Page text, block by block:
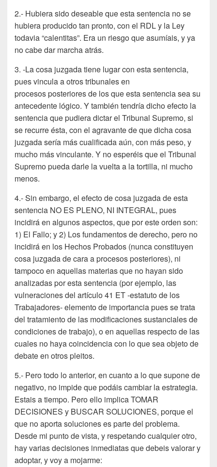
2.- Hubiera sido deseable que esta sentencia no se
hubiera producido tan pronto, con el RDL y la Ley
todavia “calentitas”. Era un riesgo que asumíais, y ya
no cabe dar marcha atrás.
3. -La cosa juzgada tiene lugar con esta sentencia,
pues vincula a otros tribunales en
procesos posteriores de los que esta sentencia sea su
antecedente lógico. Y también tendría dicho efecto la
sentencia que pudiera dictar el Tribunal Supremo, si
se recurre ésta, con el agravante de que dicha cosa
juzgada sería más cualificada aún, con más peso, y
mucho más vinculante. Y no esperéis que el Tribunal
Supremo pueda darle la vuelta a la tortilla, ni mucho
menos.
4.- Sin embargo, el efecto de cosa juzgada de esta
sentencia NO ES PLENO, NI INTEGRAL, pues
incidirá en algunos aspectos, que por este orden son:
1) El Fallo; y 2) Los fundamentos de derecho, pero no
incidirá en los Hechos Probados (nunca constituyen
cosa juzgada de cara a procesos posteriores), ni
tampoco en aquellas materias que no hayan sido
analizadas por esta sentencia (por ejemplo, las
vulneraciones del artículo 41 ET -estatuto de los
Trabajadores- elemento de importancia pues se trata
del tratamiento de las modificaciones sustanciales de
condiciones de trabajo), o en aquellas respecto de las
cuales no haya coincidencia con lo que sea objeto de
debate en otros pleitos.
5.- Pero todo lo anterior, en cuanto a lo que supone de
negativo, no impide que podáis cambiar la estrategia.
Estais a tiempo. Pero ello implica TOMAR
DECISIONES y BUSCAR SOLUCIONES, porque el
que no aporta soluciones es parte del problema.
Desde mi punto de vista, y respetando cualquier otro,
hay varias decisiones inmediatas que debeis valorar y
adoptar, y voy a mojarme: